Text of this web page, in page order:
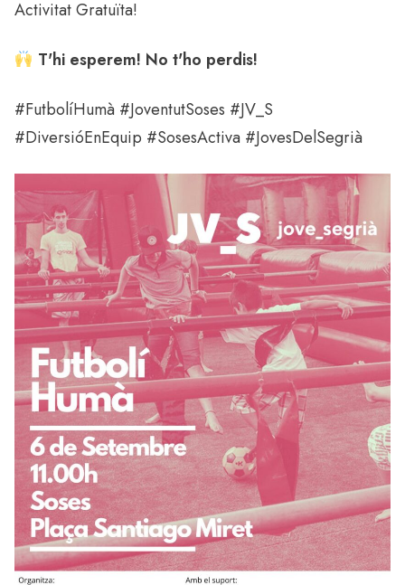
Activitat Gratuïta!
T'hi esperem! No t'ho perdis!
#FutbolíHumà #JoventutSoses #JV_S
#DiversióEnEquip #SosesActiva #JovesDelSegrià